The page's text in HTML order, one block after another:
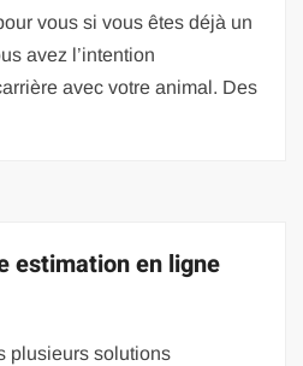
vous si vous êtes déjà un
avez l’intention
avec votre animal. Des
estimation en ligne
plusieurs solutions